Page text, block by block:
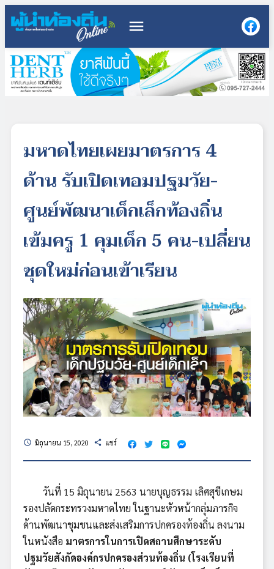
menu
มหาดไทยเผยมาตรการ 4
ด้าน รับเปิดเทอมปฐมวัย-
ศูนย์พัฒนาเด็กเล็กท้องถิ่น
เข้มครู 1 คุมเด็ก 5 คน-เปลี่ยน
ชุดใหม่ก่อนเข้าเรียน
schedule มิถุนายน 15, 2020 share แชร์
วันที่ 15 มิถุนายน 2563 นายบุญธรรม เลิศสุขีเกษม
รองปลัดกระทรวงมหาดไทย ในฐานะหัวหน้ากลุ่มภารกิจ
ด้านพัฒนาชุมชนและส่งเสริมการปกครองท้องถิ่น ลงนาม
ในหนังสือ มาตรการในการเปิดสถานศึกษาระดับ
ปฐมวัยสังกัดองค์กรปกครองส่วนท้องถิ่น (โรงเรียนที่